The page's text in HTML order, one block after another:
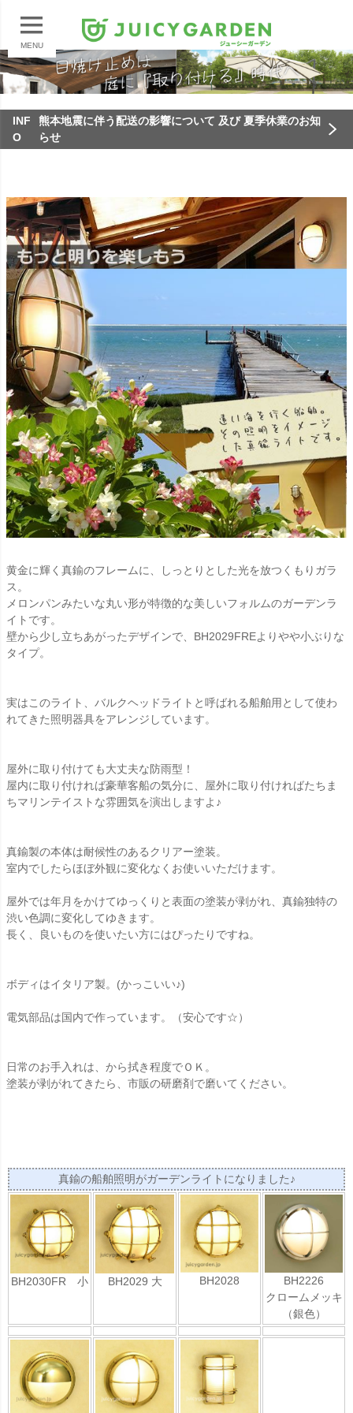
MENU
INF
O
熊本地震に伴う配送の影響について 及び 夏季休業のお知
らせ
黄金に輝く真鍮のフレームに、しっとりとした光を放つくもりガラ
ス。
メロンパンみたいな丸い形が特徴的な美しいフォルムのガーデンラ
イトです。
壁から少し立ちあがったデザインで、BH2029FREよりやや小ぶりな
タイプ。
実はこのライト、バルクヘッドライトと呼ばれる船舶用として使わ
れてきた照明器具をアレンジしています。
屋外に取り付けても大丈夫な防雨型！
屋内に取り付ければ豪華客船の気分に、屋外に取り付ければたちま
ちマリンテイストな雰囲気を演出しますよ♪
真鍮製の本体は耐候性のあるクリアー塗装。
室内でしたらほぼ外観に変化なくお使いいただけます。
屋外では年月をかけてゆっくりと表面の塗装が剥がれ、真鍮独特の
渋い色調に変化してゆきます。
長く、良いものを使いたい方にはぴったりですね。
ボディはイタリア製。(かっこいい♪)
電気部品は国内で作っています。（安心です☆）
日常のお手入れは、から拭き程度でＯＫ。
塗装が剥がれてきたら、市販の研磨剤で磨いてください。
真鍮の船舶照明がガーデンライトになりました♪
BH2030FR 小 BH2029 大 BH2028
BH2226
クロームメッキ
（銀色）